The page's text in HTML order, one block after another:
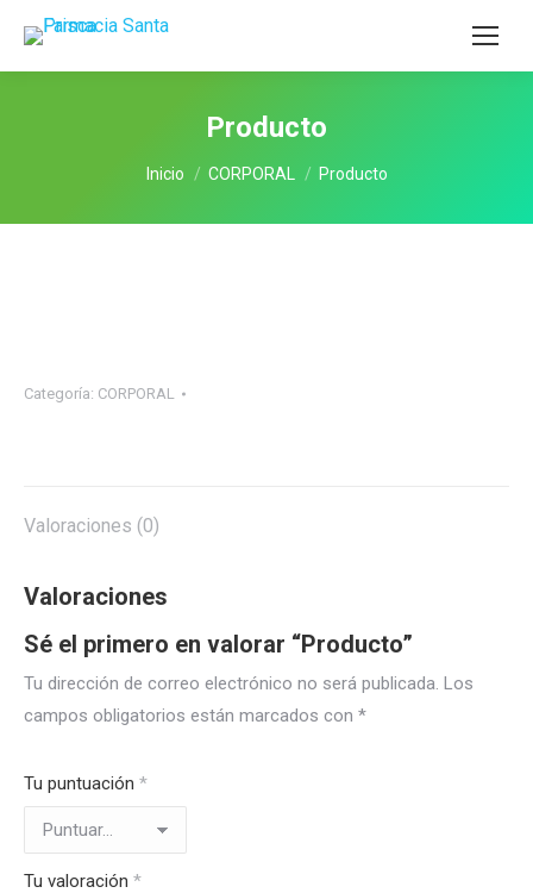
Producto
Estás aquí:
Inicio CORPORAL Producto
Categoría: CORPORAL
Valoraciones (0)
Valoraciones
Sé el primero en valorar “Producto”
Tu dirección de correo electrónico no será publicada. Los
campos obligatorios están marcados con *
Tu puntuación *
Tu valoración *